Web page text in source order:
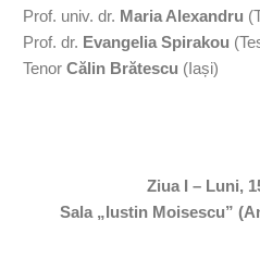
Prof. univ. dr. Maria Alexandru
Prof. dr. Evangelia Spirakou
TenorCălin Brătescu (Iași)
Ziua I – Luni,
Sala „Iustin Moisescu”